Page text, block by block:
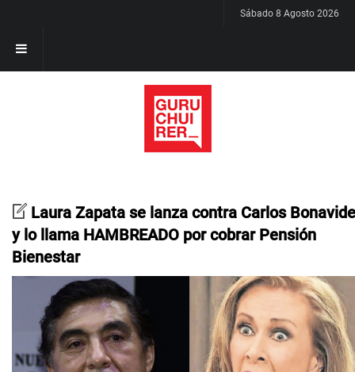
Sábado 8 Agosto 2026
Laura Zapata se lanza contra Carlos
y lo llama HAMBREADO por cobrar Pensión
Bienestar